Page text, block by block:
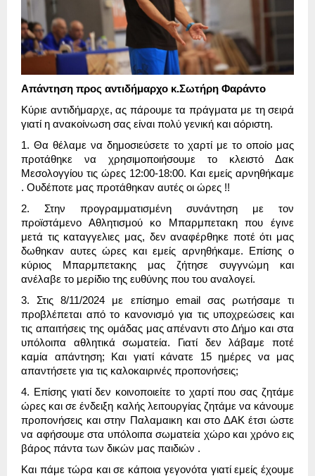
Απάντηση προς αντιδήμαρχο κ.Σωτήρη Φαράντο
Κύριε αντιδήμαρχε, ας πάρουμε τα πράγματα με τη σειρά
γιατί η ανακοίνωση σας είναι πολύ γενική και αόριστη.
1. Θα θέλαμε να δημοσιεύσετε το χαρτί με το οποίο μας
προτάθηκε να χρησιμοποιήσουμε το κλειστό Δακ
Μεσολογγίου τις ώρες 12:00-18:00. Και εμείς αρνηθήκαμε
. Ουδέποτε μας προτάθηκαν αυτές οι ώρες !!
2. Στην προγραμματισμένη συνάντηση με τον
προϊστάμενο Αθλητισμού κο Μπαρμπετακη που έγινε
μετά τις καταγγελιες μας, δεν αναφέρθηκε ποτέ ότι μας
δωθηκαν αυτες ώρες και εμείς αρνηθήκαμε. Επίσης ο
κύριος Μπαρμπετακης μας ζήτησε συγγνώμη και
ανέλαβε το μερίδιο της ευθύνης που του αναλογεί.
3. Στις 8/11/2024 με επίσημο email σας ρωτήσαμε τι
προβλέπεται από το κανονισμό για τις υποχρεώσεις και
τις απαιτήσεις της ομάδας μας απέναντι στο Δήμο και στα
υπόλοιπα αθλητικά σωματεία. Γιατί δεν λάβαμε ποτέ
καμία απάντηση; Και γιατί κάνατε 15 ημέρες να μας
απαντήσετε για τις καλοκαιρινές προπονήσεις;
4. Επίσης γιατί δεν κοινοποιείτε το χαρτί που σας ζητάμε
ώρες και σε ένδειξη καλής λειτουργίας ζητάμε να κάνουμε
προπονήσεις και στην Παλαμαικη και στο ΔΑΚ έτσι ώστε
να αφήσουμε στα υπόλοιπα σωματεία χώρο και χρόνο εις
βάρος πάντα των δικών μας παιδιών .
Και πάμε τώρα και σε κάποια γεγονότα γιατί εμείς έχουμε